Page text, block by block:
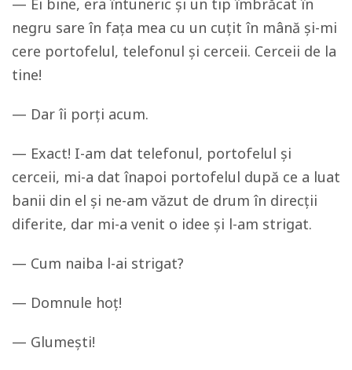
negru sare în fața mea cu un cuțit în mână și-mi
cere portofelul, telefonul și cerceii. Cerceii de la
tine!
— Dar îi porți acum.
— Exact! I-am dat telefonul, portofelul și
cerceii, mi-a dat înapoi portofelul după ce a luat
banii din el și ne-am văzut de drum în direcții
diferite, dar mi-a venit o idee și l-am strigat.
— Cum naiba l-ai strigat?
— Domnule hoț!
— Glumești!